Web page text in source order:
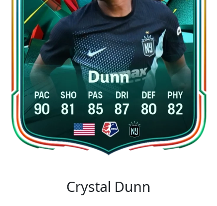
Crystal Dunn